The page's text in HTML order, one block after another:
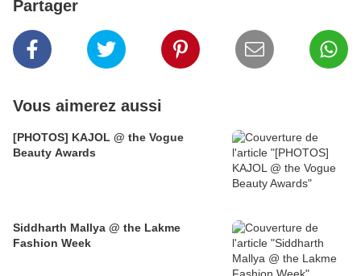
Partager
Vous aimerez aussi
[PHOTOS] KAJOL @ the Vogue
Beauty Awards
Siddharth Mallya @ the Lakme
Fashion Week